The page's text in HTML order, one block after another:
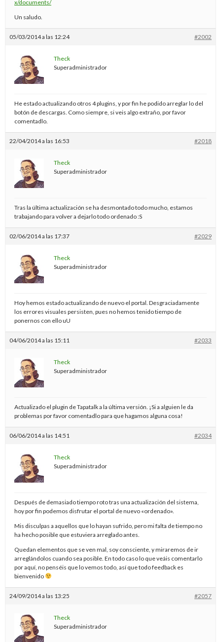
x/documents/
Un saludo.
05/03/2014 a las 12:24 #2002
Theck
Superadministrador
He estado actualizando otros 4 plugins, y por fin he podido arreglar lo del
botón de descargas. Como siempre, si veis algo extraño, por favor
comentadlo.
22/04/2014 a las 16:53 #2018
Theck
Superadministrador
Tras la última actualización se ha desmontado todo mucho, estamos
trabajando para volver a dejarlo todo ordenado :S
02/06/2014 a las 17:37 #2029
Theck
Superadministrador
Hoy hemos estado actualizando de nuevo el portal. Desgraciadamente
los errores visuales persisten, pues no hemos tenido tiempo de
ponernos con ello uU
04/06/2014 a las 15:11 #2033
Theck
Superadministrador
Actualizado el plugin de Tapatalk a la última versión. ¡Si a alguien le da
problemas por favor comentadlo para que hagamos alguna cosa!
06/06/2014 a las 14:51 #2034
Theck
Superadministrador
Después de demasiado tiempo roto tras una actualización del sistema,
hoy por fin podemos disfrutar el portal de nuevo «ordenado».
Mis disculpas a aquellos que lo hayan sufrido, pero mi falta de tiempo no
ha hecho posible que estuviera arreglado antes.
Quedan elementos que se ven mal, soy consciente, y miraremos de ir
arreglándolos cuando sea posible. En todo caso lo que veáis comentarlo
por aquí, no penséis que lo vemos todo, así que todo feedback es
bienvenido
24/09/2014 a las 13:25 #2057
Theck
Superadministrador